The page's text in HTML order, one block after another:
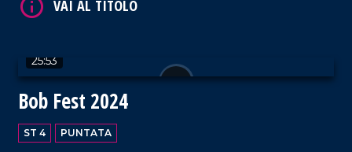
25:53
Bob Fest 2024
ST 4 PUNTATA
VAI AL TITOLO